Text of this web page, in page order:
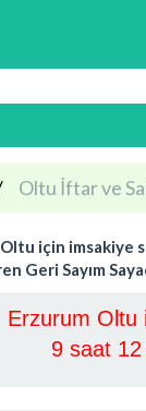
Oltu İftar ve
için
Geri Sayım
Erzurum Oltu
9 saat